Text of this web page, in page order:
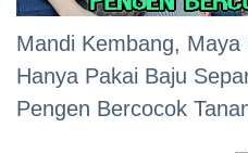
Mandi Kembang, Maya
Hanya Pakai Baju
Pengen Bercocok